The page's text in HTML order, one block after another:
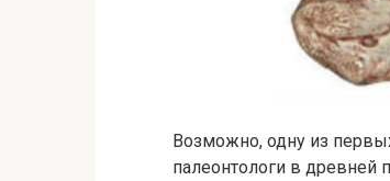
Возможно, одну из
палеонтологи в древней